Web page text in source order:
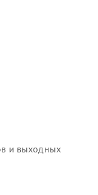
и выходных